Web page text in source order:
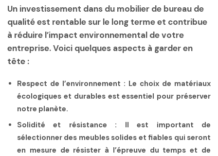
Un investissement dans du mobilier de bureau de
qualité est rentable sur le long terme et contribue
à réduire l’impact environnemental de votre
entreprise. Voici quelques aspects à garder en
tête :
Respect de l’environnement : Le choix de matériaux
écologiques et durables est essentiel pour préserver
notre planète.
Solidité et résistance : Il est important de
sélectionner des meubles solides et fiables qui seront
en mesure de résister à l’épreuve du temps et de